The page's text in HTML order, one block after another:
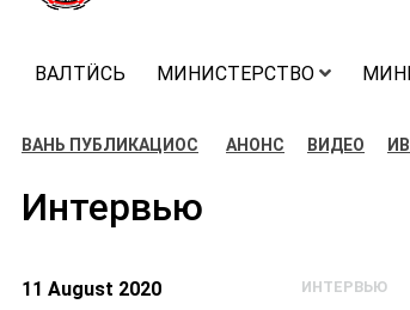
ВАЛТӤСЬ МИНИСТЕРСТВО
ВАНЬ ПУБЛИКАЦИОС АНОНС ВИДЕО
Интервью
11 August 2020 ИНТЕРВЬЮ